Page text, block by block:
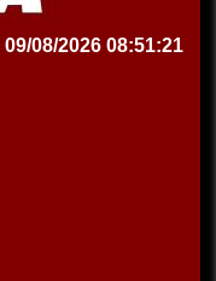
09/08/2026 08:51:21